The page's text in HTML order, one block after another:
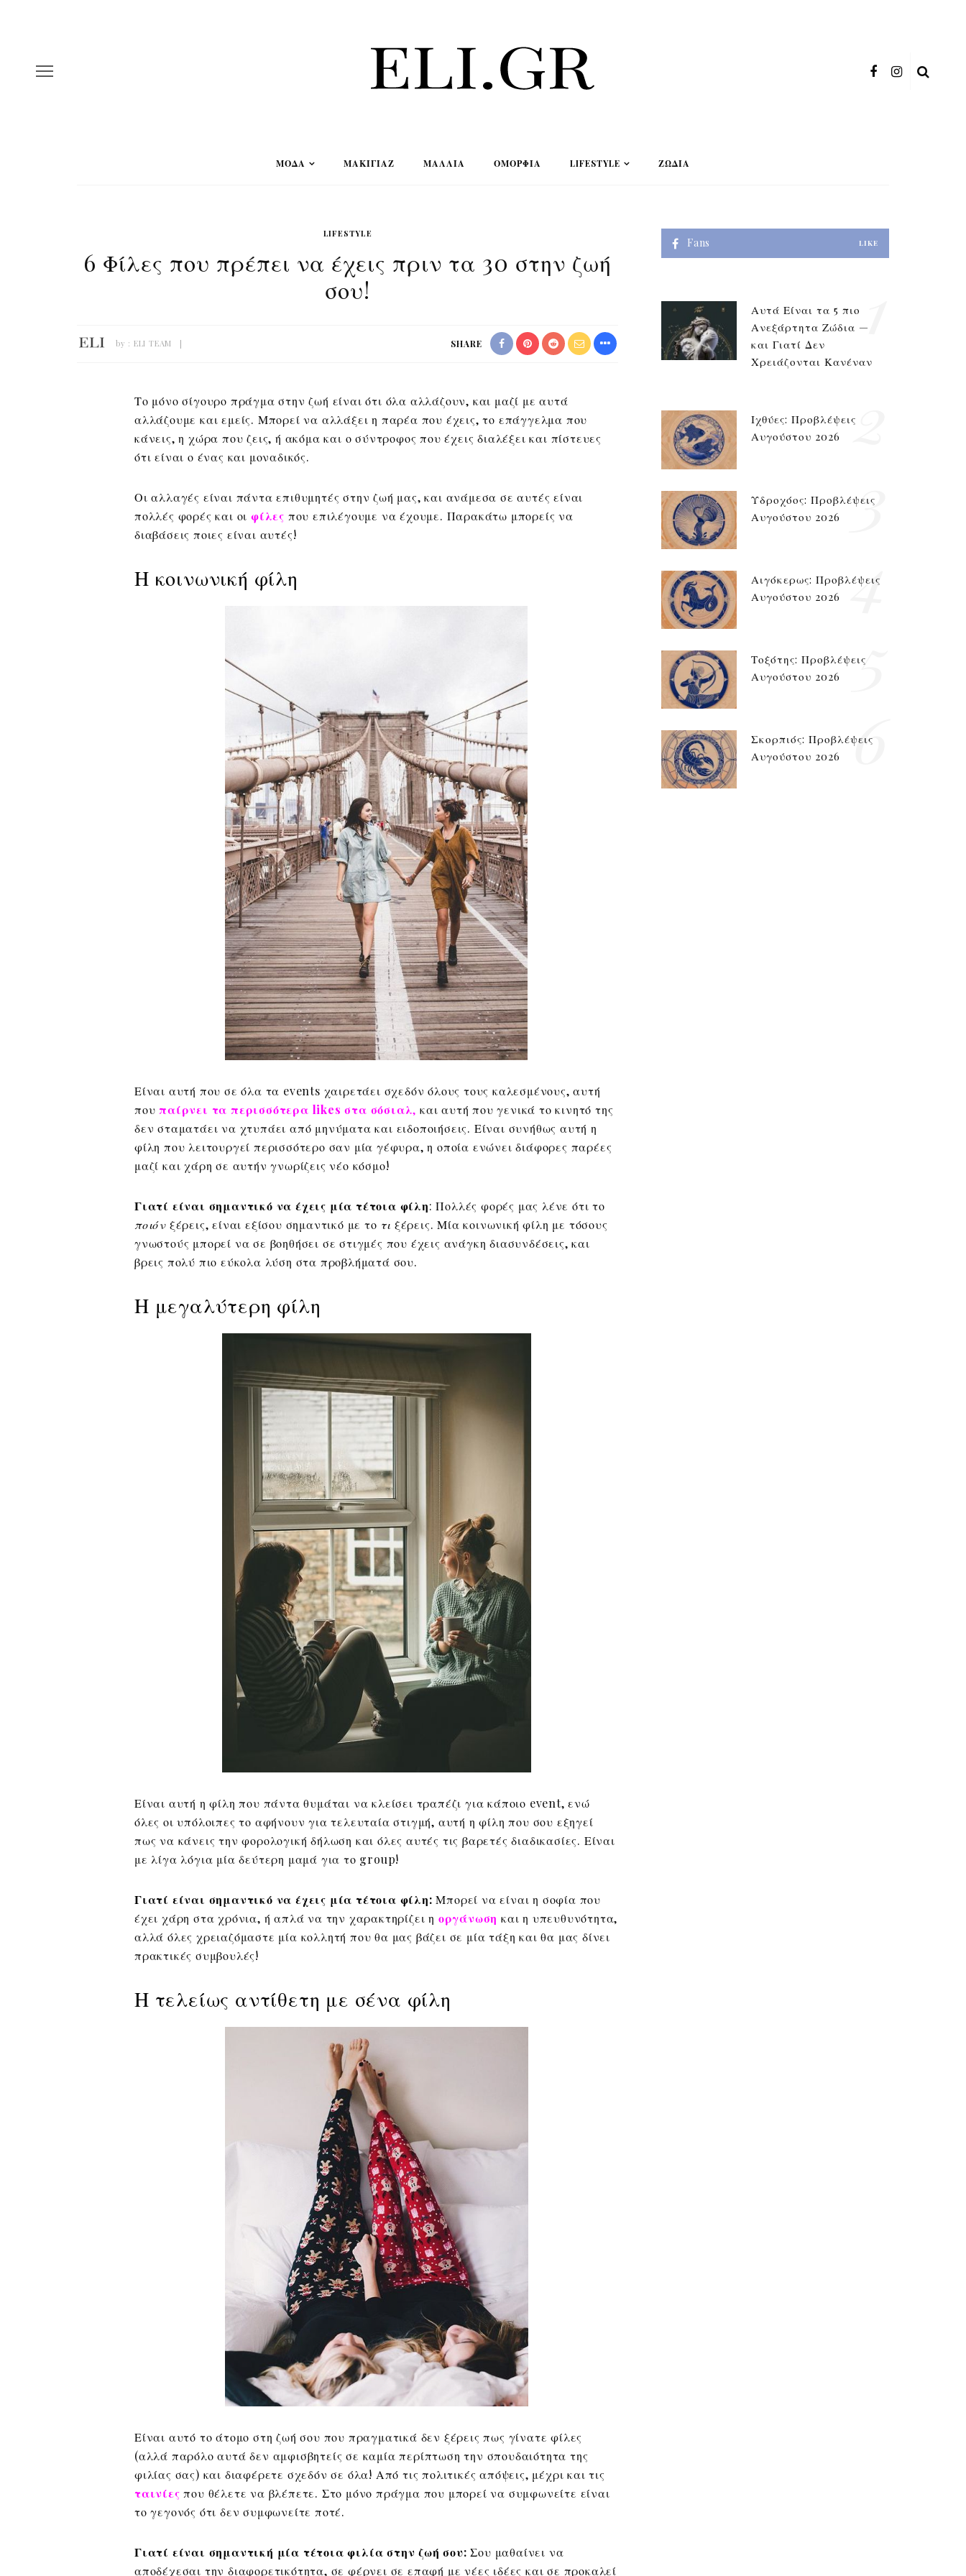
ΜΟΔΑ ΜΑΚΙΓΙΆΖ ΜΑΛΛΙΆ ΟΜΟΡΦΙΆ LIFESTYLE ΖΏΔΙΑ
LIFESTYLE
6 Φίλες που πρέπει να έχεις πριν τα 30 στην ζωή
σου!
by : ELI TEAM SHARE
Το μόνο σίγουρο πράγμα στην ζωή είναι ότι όλα αλλάζουν, και μαζί με αυτά
αλλάζουμε και εμείς. Μπορεί να αλλάξει η παρέα που έχεις, το επάγγελμα που
κάνεις, η χώρα που ζεις, ή ακόμα και ο σύντροφος που έχεις διαλέξει και πίστευες
ότι είναι ο ένας και μοναδικός.
Οι αλλαγές είναι πάντα επιθυμητές στην ζωή μας, και ανάμεσα σε αυτές είναι
πολλές φορές και οι φίλες που επιλέγουμε να έχουμε. Παρακάτω μπορείς να
διαβάσεις ποιες είναι αυτές!
Η κοινωνική φίλη
Είναι αυτή που σε όλα τα events χαιρετάει σχεδόν όλους τους καλεσμένους, αυτή
που παίρνει τα περισσότερα likes στα σόσιαλ, και αυτή που γενικά το κινητό της
δεν σταματάει να χτυπάει από μηνύματα και ειδοποιήσεις. Είναι συνήθως αυτή η
φίλη που λειτουργεί περισσότερο σαν μία γέφυρα, η οποία ενώνει διάφορες παρέες
μαζί και χάρη σε αυτήν γνωρίζεις νέο κόσμο!
Γιατί είναι σημαντικό να έχεις μία τέτοια φίλη: Πολλές φορές μας λένε ότι το
ποιόν ξέρεις, είναι εξίσου σημαντικό με το τι ξέρεις. Μία κοινωνική φίλη με τόσους
γνωστούς μπορεί να σε βοηθήσει σε στιγμές που έχεις ανάγκη διασυνδέσεις, και
βρεις πολύ πιο εύκολα λύση στα προβλήματά σου.
Η μεγαλύτερη φίλη
Είναι αυτή η φίλη που πάντα θυμάται να κλείσει τραπέζι για κάποιο event, ενώ
όλες οι υπόλοιπες το αφήνουν για τελευταία στιγμή, αυτή η φίλη που σου εξηγεί
πως να κάνεις την φορολογική δήλωση και όλες αυτές τις βαρετές διαδικασίες. Είναι
με λίγα λόγια μία δεύτερη μαμά για το group!
Γιατί είναι σημαντικό να έχεις μία τέτοια φίλη: Μπορεί να είναι η σοφία που
έχει χάρη στα χρόνια, ή απλά να την χαρακτηρίζει η οργάνωση και η υπευθυνότητα,
αλλά όλες χρειαζόμαστε μία κολλητή που θα μας βάζει σε μία τάξη και θα μας δίνει
πρακτικές συμβουλές!
Η τελείως αντίθετη με σένα φίλη
Είναι αυτό το άτομο στη ζωή σου που πραγματικά δεν ξέρεις πως γίνατε φίλες
(αλλά παρόλο αυτά δεν αμφισβητείς σε καμία περίπτωση την σπουδαιότητα της
φιλίας σας) και διαφέρετε σχεδόν σε όλα! Από τις πολιτικές απόψεις, μέχρι και τις
ταινίες που θέλετε να βλέπετε. Στο μόνο πράγμα που μπορεί να συμφωνείτε είναι
το γεγονός ότι δεν συμφωνείτε ποτέ.
Γιατί είναι σημαντική μία τέτοια φιλία στην ζωή σου: Σου μαθαίνει να
αποδέχεσαι την διαφορετικότητα, σε φέρνει σε επαφή με νέες ιδέες και σε προκαλεί
Fans LIKE
Αυτά Είναι τα 5 πιο
Ανεξάρτητα Ζώδια —
και Γιατί Δεν
Χρειάζονται Κανέναν
1
Ιχθύες: Προβλέψεις
Αυγούστου 2026
2
Υδροχόος: Προβλέψεις
Αυγούστου 2026
3
Αιγόκερως: Προβλέψεις
Αυγούστου 2026
4
Τοξότης: Προβλέψεις
Αυγούστου 2026
5
Σκορπιός: Προβλέψεις
Αυγούστου 2026
6